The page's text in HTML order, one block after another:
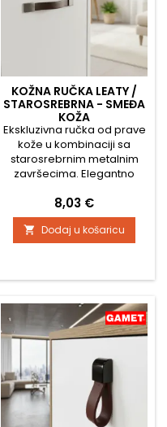
KOŽNA RUČKA LEATY /
STAROSREBRNA - SMEĐA
KOŽA
Ekskluzivna ručka od prave
kože u kombinaciji sa
starosrebrnim metalnim
završecima. Elegantno
visokokvalitetni materijali
daju ovoj ručki jedinstven
karakter – savršeno se
uklapa u moderne i
fleksibilna, pa ručka
od preporučenog razmaka
rupa. Tehničke
specifikacije: Preporučeni...
Cijena
8,03 €
 Dodaj u košaricu